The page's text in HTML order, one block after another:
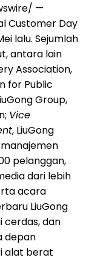
—
Customer Day
lalu. Sejumlah
antara lain
Association,
for Public
Group,
Vice
, LiuGong
pelanggan,
dari lebih
acara
LiuGong
cerdas, dan
depan
alat berat